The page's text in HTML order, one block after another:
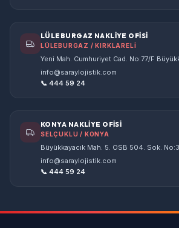
LÜLEBURGAZ NAKLİYE OFİSİ
LÜLEBURGAZ / KIRKLARELİ
Yeni Mah. Cumhuriyet Cad. No:77/F
info@saraylojistik.com
📞 444 59 24
KONYA NAKLİYE OFİSİ
SELÇUKLU / KONYA
Büyükkayacık Mah. 5. OSB 504. Sok.
info@saraylojistik.com
📞 444 59 24